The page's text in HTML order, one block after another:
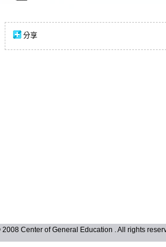
分享
Center of General Education . All rights